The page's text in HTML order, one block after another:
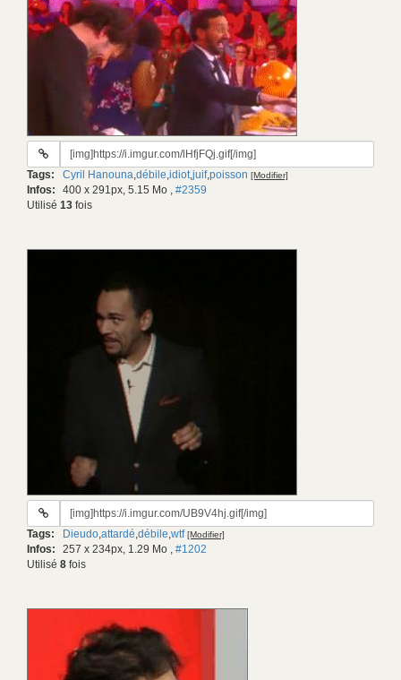
URL
gif:
Tags: Cyril Hanouna,débile,idiot,juif,poisson [Modifier]
Infos: 400 x 291px, 5.15 Mo , #2359
Utilisé 13 fois
URL
gif:
Tags: Dieudo,attardé,débile,wtf [Modifier]
Infos: 257 x 234px, 1.29 Mo , #1202
Utilisé 8 fois